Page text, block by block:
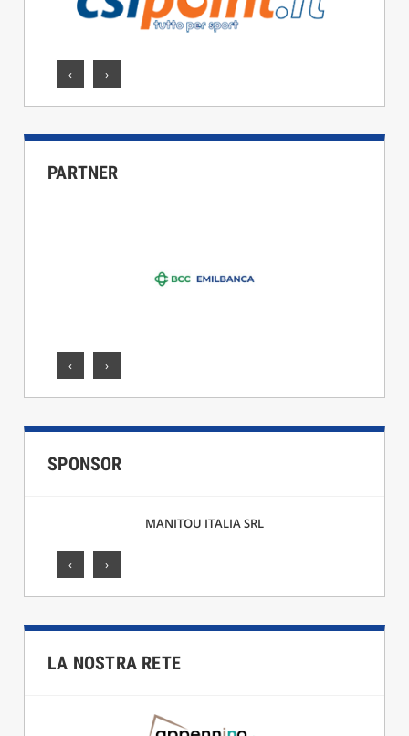
‹ ›
PARTNER
‹ ›
SPONSOR
MANITOU ITALIA SRL
‹ ›
LA NOSTRA RETE